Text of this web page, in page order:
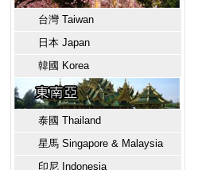
台灣 Taiwan
日本 Japan
韓國 Korea
泰國 Thailand
星馬 Singapore & Malaysia
印尼 Indonesia